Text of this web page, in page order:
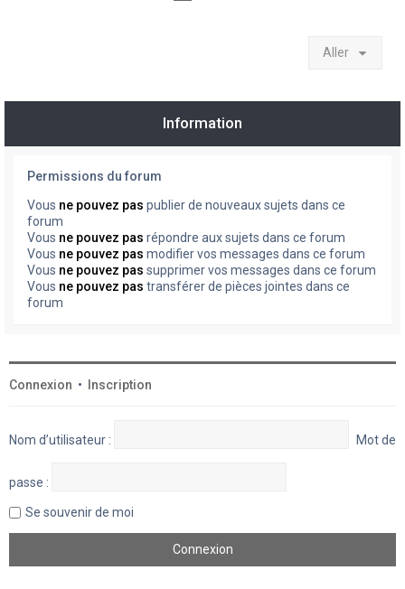
Aller
Information
Permissions du forum
Vous ne pouvez pas publier de nouveaux sujets dans ce
forum
Vous ne pouvez pas répondre aux sujets dans ce forum
Vous ne pouvez pas modifier vos messages dans ce forum
Vous ne pouvez pas supprimer vos messages dans ce forum
Vous ne pouvez pas transférer de pièces jointes dans ce
forum
Connexion • Inscription
Nom d’utilisateur : Mot de
passe :
Se souvenir de moi